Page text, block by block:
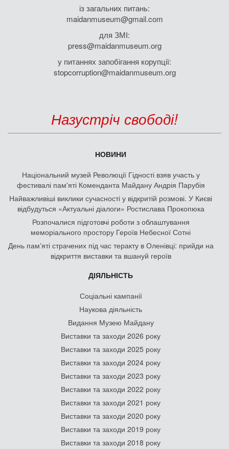
із загальних питань:
maidanmuseum@gmail.com
для ЗМІ:
press@maidanmuseum.org
у питаннях запобігання корупції:
stopcorruption@maidanmuseum.org
Назустріч свободі!
НОВИНИ
Національний музей Революції Гідності взяв участь у
фестивалі пам'яті Коменданта Майдану Андрія Парубія
Найважливіші виклики сучасності у відкритій розмові. У Києві
відбудуться «Актуальні діалоги» Ростислава Прокопюка
Розпочалися підготовчі роботи з облаштування
меморіального простору Героїв Небесної Сотні
День памʼяті страчених під час теракту в Оленівці: прийди на
відкриття виставки та вшануй героїв
ДІЯЛЬНІСТЬ
Соціальні кампанії
Наукова діяльність
Видання Музею Майдану
Виставки та заходи 2026 року
Виставки та заходи 2025 року
Виставки та заходи 2024 року
Виставки та заходи 2023 року
Виставки та заходи 2022 року
Виставки та заходи 2021 року
Виставки та заходи 2020 року
Виставки та заходи 2019 року
Виставки та заходи 2018 року